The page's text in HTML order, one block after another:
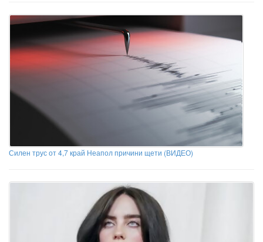
Силен трус от 4,7 край Неапол причини щети (ВИДЕО)